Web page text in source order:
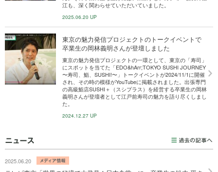
江も、深く関わらせていただいていました。
2025.06.20 UP
東京の魅力発信プロジェクトのトークイベントで
卒業生の岡林義明さんが登壇しました
東京の魅力発信プロジェクトの一環として、東京の「寿司」
にスポットを当てた「EDO&hArr;TOKYO SUSHI JOURNEY
〜寿司、鮨、SUSHI!〜」トークイベントが2024/11/1に開催
され、その時の模様がYouTubeに掲載されました。出張専門
の高級鮨店SUSHI＋（スシプラス）を経営する卒業生の岡林
義明さんが登壇者として江戸前寿司の魅力を語り尽くしまし
た。
2024.12.27 UP
2025.06.20